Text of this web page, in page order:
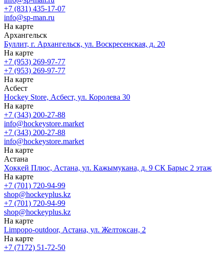
+7 (831) 435-17-07
info@sp-man.ru
На карте
Архангельск
Буллит, г. Архангельск, ул. Воскресенская, д. 20
На карте
+7 (953) 269-97-77
+7 (953) 269-97-77
На карте
Асбест
Hockey Store, Асбест, ул. Королева 30
На карте
+7 (343) 200-27-88
info@hockeystore.market
+7 (343) 200-27-88
info@hockeystore.market
На карте
Астана
Хоккей Плюс, Астана, ул. Кажымукана, д. 9 СК Барыс 2 этаж
На карте
+7 (701) 720-94-99
shop@hockeyplus.kz
+7 (701) 720-94-99
shop@hockeyplus.kz
На карте
Limpopo-outdoor, Астана, ул. Желтоксан, 2
На карте
+7 (7172) 51-72-50